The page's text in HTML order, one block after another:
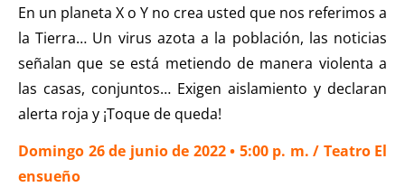
En un planeta X o Y no crea usted que nos referimos a
la Tierra… Un virus azota a la población, las noticias
señalan que se está metiendo de manera violenta a
las casas, conjuntos… Exigen aislamiento y declaran
alerta roja y ¡Toque de queda!
Domingo 26 de junio de 2022 • 5:00 p. m. / Teatro El
ensueño